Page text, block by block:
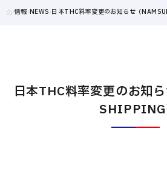
情報 NEWS 日本THC料率変更のお知らせ（
日本THC料率変更のお知